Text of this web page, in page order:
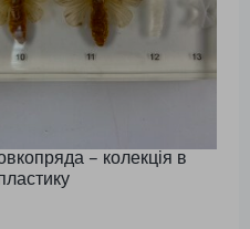
– колекція в